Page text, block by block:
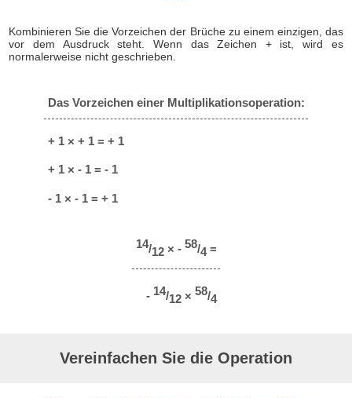
Kombinieren Sie die Vorzeichen der Brüche zu einem einzigen, das
vor dem Ausdruck steht. Wenn das Zeichen + ist, wird es
normalerweise nicht geschrieben.
Das Vorzeichen einer Multiplikationsoperation:
+ 1 × + 1 = + 1
+ 1 × - 1 = - 1
- 1 × - 1 = + 1
14/12× - 58/4 =
- 14/12× 58/4
Vereinfachen Sie die Operation